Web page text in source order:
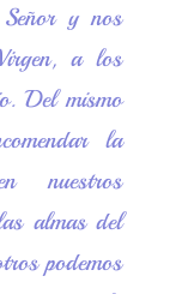
y nos
a los
Del mismo
la
nuestros
almas del
podemos